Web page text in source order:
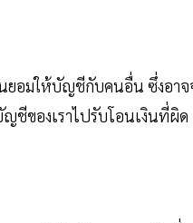
ยอมให้บัญชีกับคนอื่น ซึ่งอาจ
ชีของเราไปรับโอนเงินที่ผิด